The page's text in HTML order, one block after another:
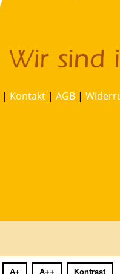
| Kontakt | AGB |
A+ A++ Kontrast